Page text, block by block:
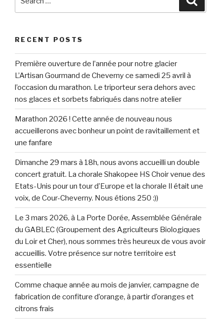
RECENT POSTS
Première ouverture de l’année pour notre glacier
L’Artisan Gourmand de Cheverny ce samedi 25 avril à
l’occasion du marathon. Le triporteur sera dehors avec
nos glaces et sorbets fabriqués dans notre atelier
Marathon 2026 ! Cette année de nouveau nous
accueillerons avec bonheur un point de ravitaillement et
une fanfare
Dimanche 29 mars à 18h, nous avons accueilli un double
concert gratuit. La chorale Shakopee HS Choir venue des
Etats-Unis pour un tour d’Europe et la chorale Il était une
voix, de Cour-Cheverny. Nous étions 250 :))
Le 3 mars 2026, à La Porte Dorée, Assemblée Générale
du GABLEC (Groupement des Agriculteurs Biologiques
du Loir et Cher), nous sommes très heureux de vous avoir
accueillis. Votre présence sur notre territoire est
essentielle
Comme chaque année au mois de janvier, campagne de
fabrication de confiture d’orange, à partir d’oranges et
citrons frais